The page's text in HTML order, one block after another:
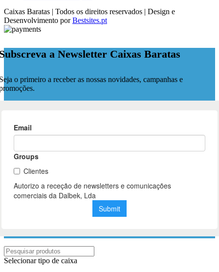
Caixas Baratas | Todos os direitos reservados | Design e
Desenvolvimento porBestsites.pt
a Newsletter Caixas Baratas
o primeiro a receber as nossas novidades, campanhas e
Selecionar tipo de caixa